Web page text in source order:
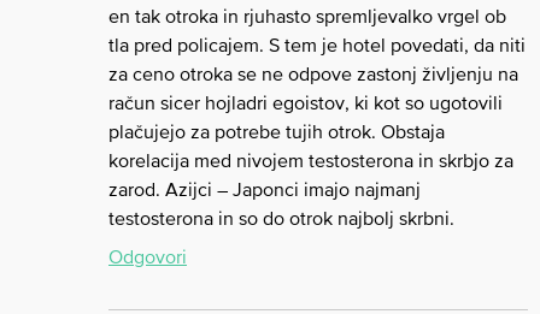
en tak otroka in rjuhasto spremljevalko vrgel ob
tla pred policajem. S tem je hotel povedati, da niti
za ceno otroka se ne odpove zastonj življenju na
račun sicer hojladri egoistov, ki kot so ugotovili
plačujejo za potrebe tujih otrok. Obstaja
korelacija med nivojem testosterona in skrbjo za
zarod. Azijci – Japonci imajo najmanj
testosterona in so do otrok najbolj skrbni.
Odgovori